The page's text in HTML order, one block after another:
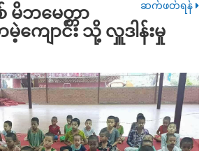
ဆက်ဖတ်ရန်
မိဘမေတ္တာ
ျောင်း သို့ လှူဒါန်းမှု